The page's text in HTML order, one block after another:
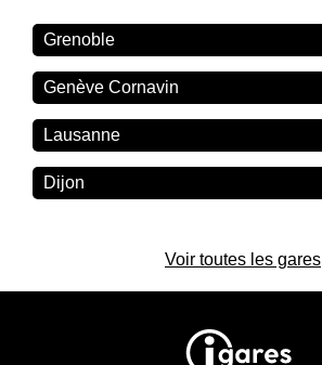
Grenoble
Genève Cornavin
Lausanne
Dijon
Voir toutes les gares